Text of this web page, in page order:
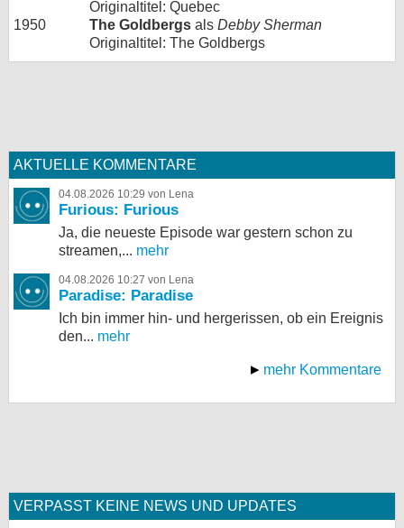
Originaltitel: Quebec
1950
The Goldbergs als Debby Sherman
Originaltitel: The Goldbergs
AKTUELLE KOMMENTARE
04.08.2026 10:29 von Lena
Furious: Furious
Ja, die neueste Episode war gestern schon zu
streamen,... mehr
04.08.2026 10:27 von Lena
Paradise: Paradise
Ich bin immer hin- und hergerissen, ob ein Ereignis
den... mehr
mehr Kommentare
VERPASST KEINE NEWS UND UPDATES